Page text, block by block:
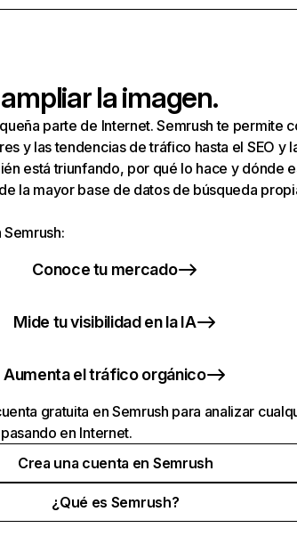
la imagen.
parte de Internet. Semrush te permite
y las tendencias de tráfico hasta el SEO y
está triunfando, por qué lo hace y dónde
la mayor base de datos de búsqueda
Conoce tu mercado
Mide tu visibilidad en la IA
Aumenta el tráfico orgánico
gratuita en Semrush para analizar
en Internet.
Crea una cuenta en Semrush
¿Qué es Semrush?